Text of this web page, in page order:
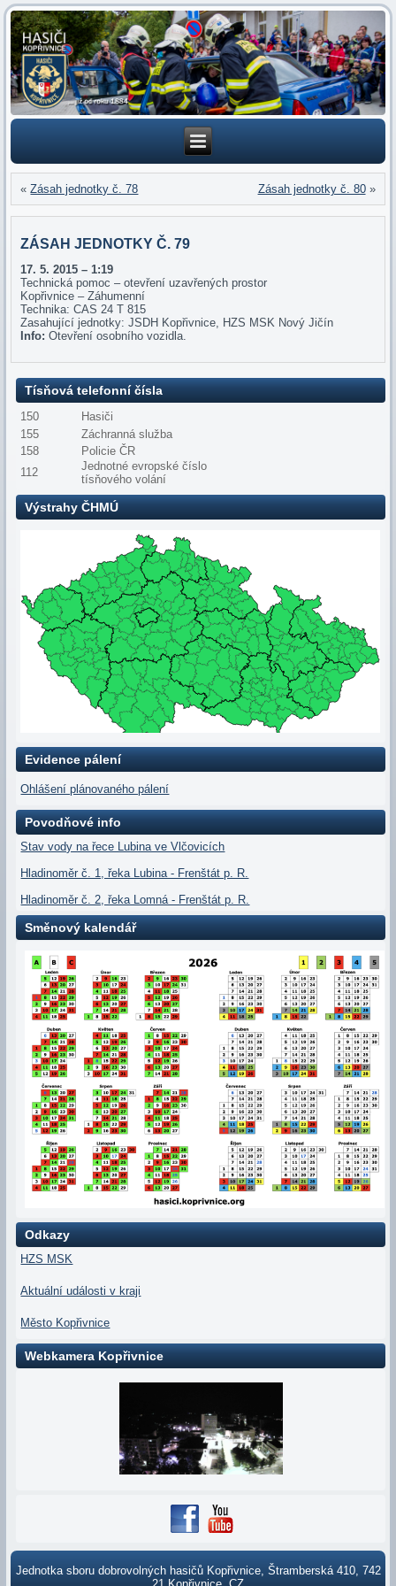
«Zásah jednotky č. 78 Zásah jednotky č. 80»
ZÁSAH JEDNOTKY Č. 79
17. 5. 2015 – 1:19
Technická pomoc – otevření uzavřených prostor
Kopřivnice – Záhumenní
Technika: CAS 24 T 815
Zasahující jednotky: JSDH Kopřivnice, HZS MSK Nový Jičín
Info: Otevření osobního vozidla.
Tísňová telefonní čísla
150
Hasiči
155
Záchranná služba
158
Policie ČR
112
Jednotné evropské číslo
tísňového volání
Výstrahy ČHMÚ
Evidence pálení
Ohlášení plánovaného pálení
Povodňové info
Stav vody na řece Lubina ve Vlčovicích
Hladinoměr č. 1, řeka Lubina - Frenštát p. R.
Hladinoměr č. 2, řeka Lomná - Frenštát p. R.
Směnový kalendář
Odkazy
HZS MSK
Aktuální události v kraji
Město Kopřivnice
Webkamera Kopřivnice
Jednotka sboru dobrovolných hasičů Kopřivnice, Štramberská 410, 742